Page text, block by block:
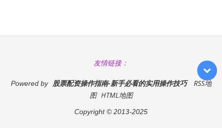
友情链接：
Powered by 股票配资操作指南-新手必看的实用操作技巧
RSS地
图 HTML地图
Copyright© 2013-2025